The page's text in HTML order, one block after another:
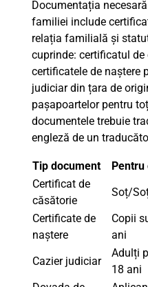
Documentația
familiei include
relația familială și
cuprinde: certificatul
certificatele de naștere
judiciar din țara de
pașapoartelor pentru
documentele trebuie
engleză de un
Tip document Pentru
Certificat de
căsătorie
Soț/
Certificate de
naștere
Copii
ani
Cazier judiciar
Adulți
18 ani